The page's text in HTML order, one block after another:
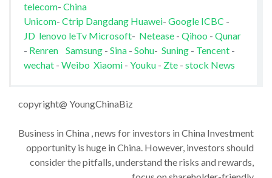
telecom- China
Unicom- Ctrip Dangdang Huawei- Google ICBC -
JD lenovo leTv Microsoft- Netease- Qihoo - Qunar
- Renren Samsung- Sina- Sohu- Suning- Tencent-
wechat - Weibo Xiaomi- Youku - Zte- stock News
copyright@ YoungChinaBiz
Business in China , news for investors in China Investment
opportunity is huge in China. However, investors should
consider the pitfalls, understand the risks and rewards,